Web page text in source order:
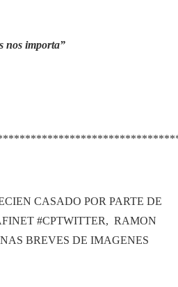
nos importa”
CASADO POR PARTE DE
#CPTWITTER, RAMON
BREVES DE IMAGENES